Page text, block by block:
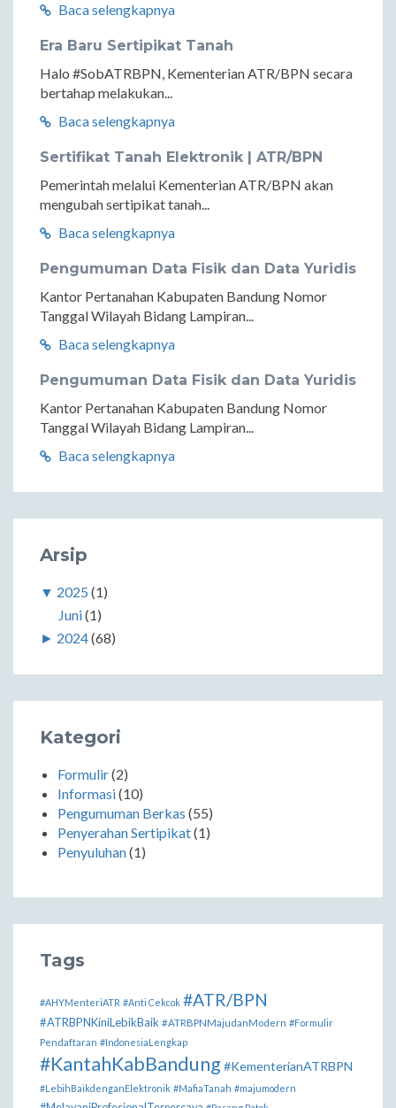
Baca selengkapnya
Era Baru Sertipikat Tanah
Halo #SobATRBPN, Kementerian ATR/BPN secara
bertahap melakukan...
Baca selengkapnya
Sertifikat Tanah Elektronik | ATR/BPN
Pemerintah melalui Kementerian ATR/BPN akan
mengubah sertipikat tanah...
Baca selengkapnya
Pengumuman Data Fisik dan Data Yuridis
Kantor Pertanahan Kabupaten Bandung Nomor
Tanggal Wilayah Bidang Lampiran...
Baca selengkapnya
Pengumuman Data Fisik dan Data Yuridis
Kantor Pertanahan Kabupaten Bandung Nomor
Tanggal Wilayah Bidang Lampiran...
Baca selengkapnya
Arsip
▼ 2025 (1)
Juni(1)
► 2024(68)
Kategori
Formulir(2)
Informasi(10)
Pengumuman Berkas (55)
Penyerahan Sertipikat(1)
Penyuluhan(1)
Tags
#AHYMenteriATR #Anti Cekcok #ATR/BPN
#ATRBPNKiniLebikBaik #ATRBPNMajudanModern #Formulir
Pendaftaran #IndonesiaLengkap
#KantahKabBandung #KementerianATRBPN
#LebihBaikdenganElektronik #MafiaTanah #majumodern